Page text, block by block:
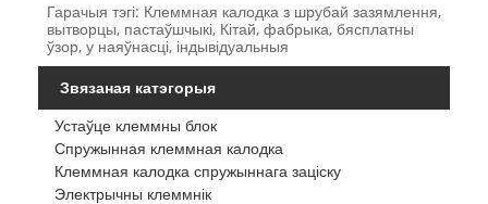
Гарачыя тэгі: Клеммная калодка з шрубай зазямлення,
вытворцы, пастаўшчыкі, Кітай, фабрыка, бясплатны
ўзор, у наяўнасці, індывідуальныя
Звязаная катэгорыя
Устаўце клеммны блок
Спружынная клеммная калодка
Клеммная калодка спружыннага заціску
Электрычны клеммнік